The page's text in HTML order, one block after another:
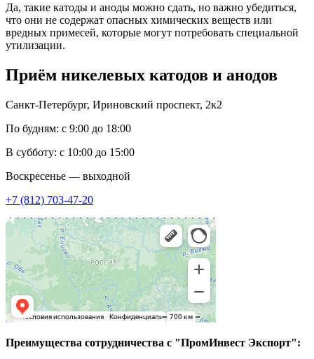
Да, такие катоды и аноды можно сдать, но важно убедиться,
что они не содержат опасных химических веществ или
вредных примесей, которые могут потребовать специальной
утилизации.
Приём никелевых катодов и анодов
Санкт-Петербург, Ириновский проспект, 2к2
По будням: с 9:00 до 18:00
В субботу: с 10:00 до 15:00
Воскресенье — выходной
+7 (812) 703-47-20
Преимущества сотрудничества с "ПромИнвест Экспорт":